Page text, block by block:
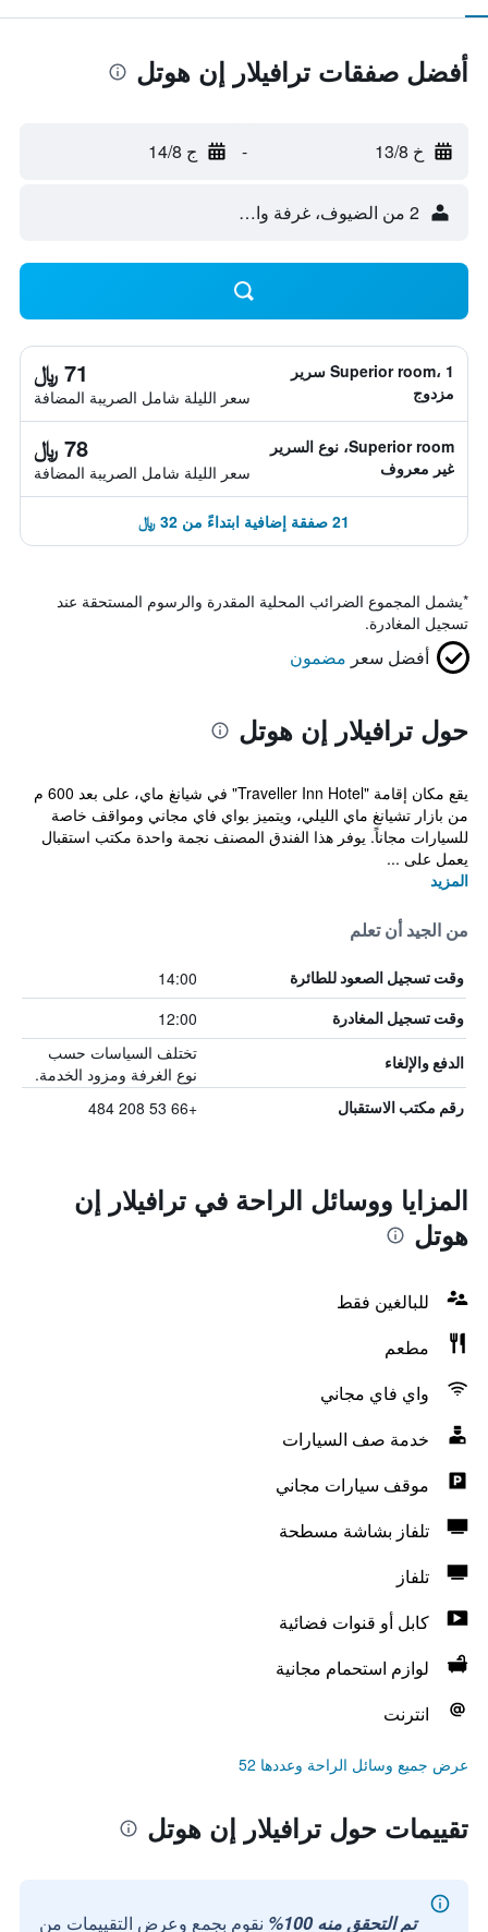
أفضل صفقات ترافيلار إن هوتل
خ 13/8 - ج 14/8
2 من الضيوف، غرفة واحدة
Superior room، 1 سرير
مزدوج
71 ﷼
سعر الليلة شامل الصريبة المضافة
Superior room، نوع السرير
غير معروف
78 ﷼
سعر الليلة شامل الصريبة المضافة
21 صفقة إضافية ابتداءً من 32 ﷼
*يشمل المجموع الضرائب المحلية المقدرة والرسوم المستحقة عند
تسجيل المغادرة.
أفضل سعر مضمون
حول ترافيلار إن هوتل
يقع مكان إقامة "Traveller Inn Hotel" في شيانغ ماي، على بعد 600 م
من بازار تشيانغ ماي الليلي، ويتميز بواي فاي مجاني ومواقف خاصة
للسيارات مجاناً. يوفر هذا الفندق المصنف نجمة واحدة مكتب استقبال
يعمل على ...
المزيد
من الجيد أن تعلم
وقت تسجيل الصعود للطائرة 14:00
وقت تسجيل المغادرة 12:00
الدفع والإلغاء
تختلف السياسات حسب
نوع الغرفة ومزود الخدمة.
رقم مكتب الاستقبال +66 53 208 484
المزايا ووسائل الراحة في ترافيلار إن
هوتل
للبالغين فقط
مطعم
واي فاي مجاني
خدمة صف السيارات
موقف سيارات مجاني
تلفاز بشاشة مسطحة
تلفاز
كابل أو قنوات فضائية
لوازم استحمام مجانية
انترنت
عرض جميع وسائل الراحة وعددها 52
تقييمات حول ترافيلار إن هوتل
تم التحقق منه 100% نقوم بجمع وعرض التقييمات من